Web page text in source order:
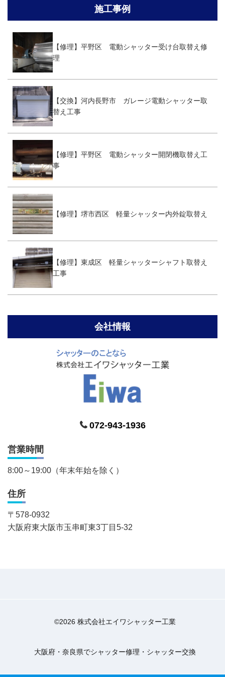
施工事例
【修理】平野区 電動シャッター受け台取替え修
理
【交換】河内長野市 ガレージ電動シャッター取
替え工事
【修理】平野区 電動シャッター開閉機取替え工
事
【修理】堺市西区 軽量シャッター内外錠取替え
【修理】東成区 軽量シャッターシャフト取替え
工事
会社情報
072-943-1936
営業時間
8:00～19:00（年末年始を除く）
住所
〒 578-0932
大阪府東大阪市玉串町東3丁目5-32
©2026 株式会社エイワシャッター工業
大阪府・奈良県でシャッター修理・シャッター交換